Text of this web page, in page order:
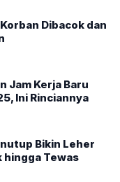
Dibacok dan
Jam Kerja Baru
Ini Rinciannya
Bikin Leher
hingga Tewas